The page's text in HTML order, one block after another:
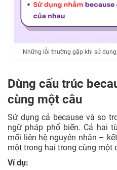
Những lỗi thường gặp khi sử
Dùng cấu trúc
cùng một câu
Sử dụng cả because và so
ngữ pháp phổ biến. Cả hai
mối liên hệ nguyên nhân –
một trong hai trong cùng một
Ví dụ: